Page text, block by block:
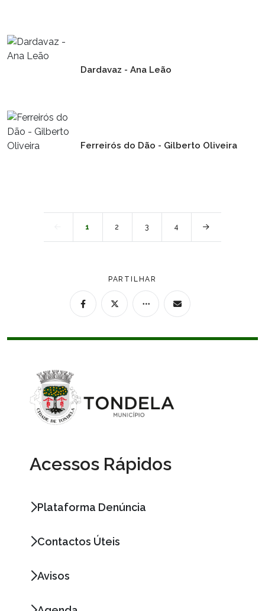
Dardavaz - Ana Leão
Ferreirós do Dão - Gilberto Oliveira
1 2 3 4
PARTILHAR
Acessos Rápidos
Plataforma Denúncia
Contactos Úteis
Avisos